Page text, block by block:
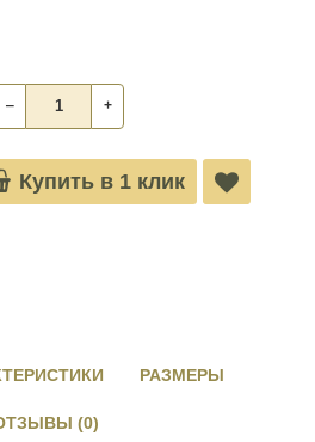
‒ +
Купить в 1 клик
РАЗМЕРЫ
(0)